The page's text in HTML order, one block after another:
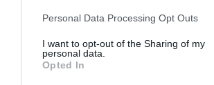
Personal Data Processing Opt Outs
I want to opt-out of the Sharing of my
personal data.
Opted In
HP PageWide XL Pro 8200 MFP